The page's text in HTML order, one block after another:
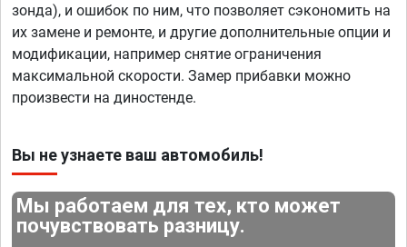
зонда), и ошибок по ним, что позволяет сэкономить на
их замене и ремонте, и другие дополнительные опции и
модификации, например снятие ограничения
максимальной скорости. Замер прибавки можно
произвести на диностенде.
Вы не узнаете ваш автомобиль!
Мы работаем для тех, кто может
почувствовать разницу.